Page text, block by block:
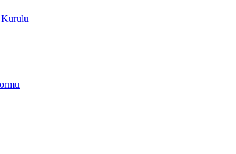
Kurulu